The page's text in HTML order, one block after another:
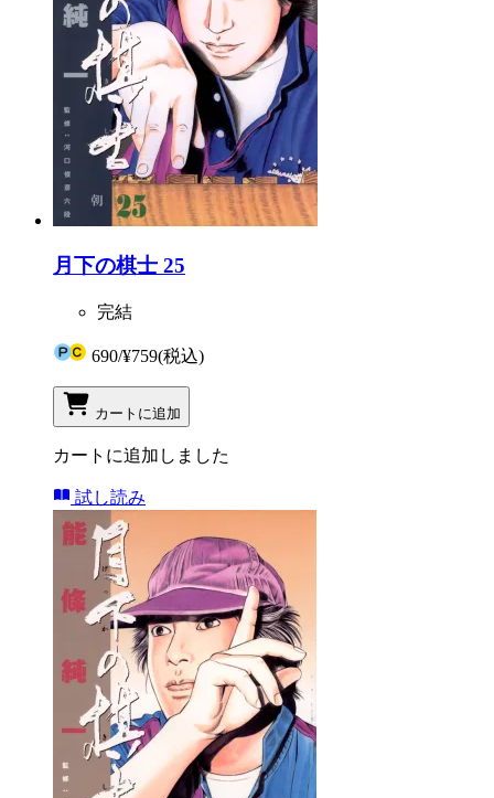
月下の棋士 25
完結
690/¥759(税込)
カートに追加
カートに追加しました
試し読み